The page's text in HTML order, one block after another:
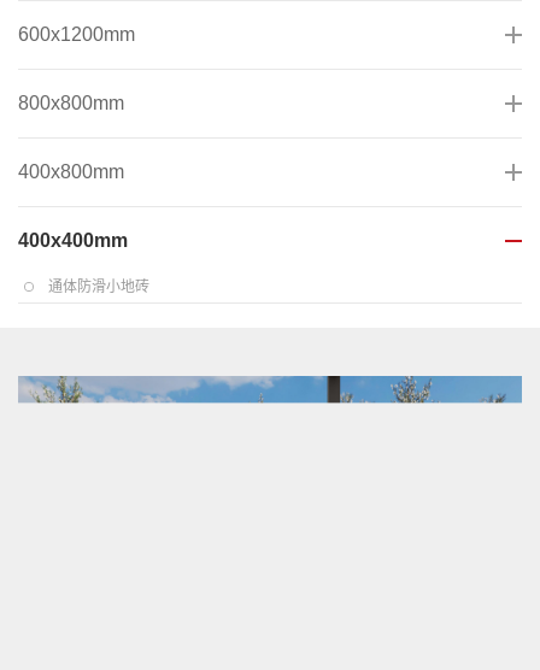
600x1200mm
800x800mm
400x800mm
400x400mm
通体防滑小地砖